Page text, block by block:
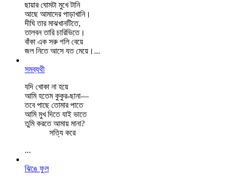
ছায়ার ঘোমটা মুখে টানি
আছে আমাদের পাড়াখানি।
দীঘি তার মাঝখানটিতে,
তালবন তারি চারিভিতে।
বাঁকা এক সরু গলি বেয়ে
জল নিতে আসে যত মেয়ে।...
সমব্যথী
যদি খোকা না হয়ে
আমি হতেম কুকুর-ছানা—
তবে পাছে তোমার পাতে
আমি মুখ দিতে যাই ভাতে
তুমি করতে আমায় মানা?
সত্যি করে
...
ঝিঙে ফুল